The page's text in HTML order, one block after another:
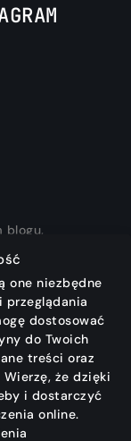
one niezbędne
przeglądania
dostosować
do Twoich
treści oraz
że dzięki
i dostarczyć
online.
blogu,
ze
swoje
i